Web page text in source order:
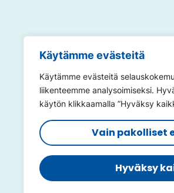
Käytämme evästeitä
Käytämme evästeitä
liikenteemme analysoimiseksi.
käytön klikkaamalla ”Hyväksy
Vain pakolliset
Hyväksy
@viisaastivesilla